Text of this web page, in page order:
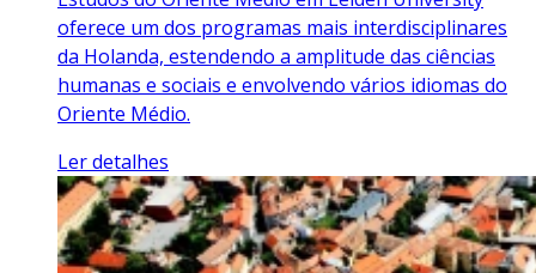
oferece um dos programas mais interdisciplinares
da Holanda, estendendo a amplitude das ciências
humanas e sociais e envolvendo vários idiomas do
Oriente Médio.
Ler detalhes